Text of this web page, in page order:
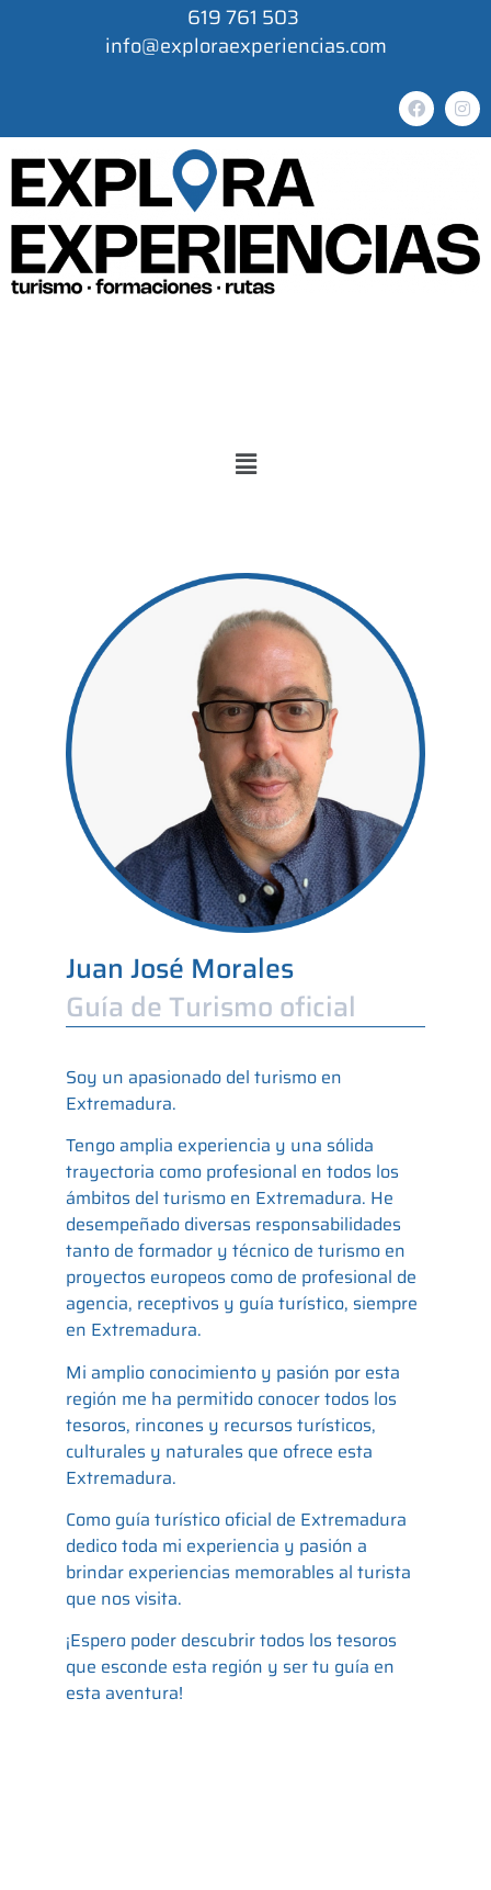
619 761 503
info@exploraexperiencias.com
Juan José Morales
Guía de Turismo oficial
Soy un apasionado del turismo en
Extremadura.
Tengo amplia experiencia y una sólida
trayectoria como profesional en todos los
ámbitos del turismo en Extremadura. He
desempeñado diversas responsabilidades
tanto de formador y técnico de turismo en
proyectos europeos como de profesional de
agencia, receptivos y guía turístico, siempre
en Extremadura.
Mi amplio conocimiento y pasión por esta
región me ha permitido conocer todos los
tesoros, rincones y recursos turísticos,
culturales y naturales que ofrece esta
Extremadura.
Como guía turístico oficial de Extremadura
dedico toda mi experiencia y pasión a
brindar experiencias memorables al turista
que nos visita.
¡Espero poder descubrir todos los tesoros
que esconde esta región y ser tu guía en
esta aventura!